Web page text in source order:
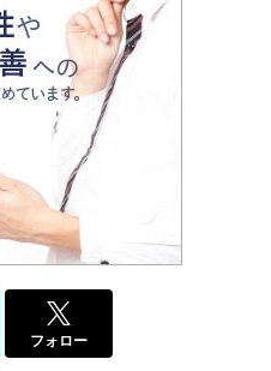
フォロー